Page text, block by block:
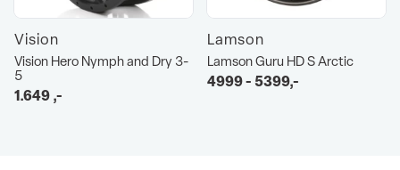
Vision
Vision Hero Nymph and Dry 3-
5
1.649,-
Lamson
Lamson Guru HD S Arctic
4999 - 5399,-